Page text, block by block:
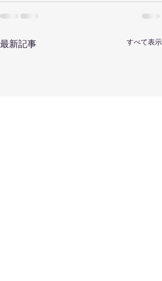
最新記事 すべて表示